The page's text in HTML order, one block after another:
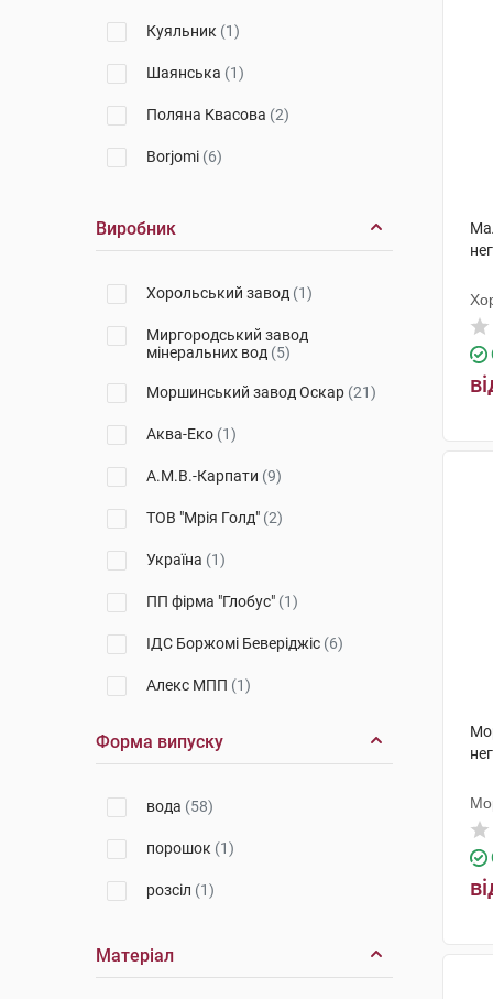
Куяльник (1)
Шаянська (1)
Поляна Квасова (2)
Borjomi (6)
Свалява
ФітоБіоТехнології(1)
Виробник
Хорольський завод (1)
Миргородський завод
мінеральних вод (5)
Моршинський завод Оскар (21)
Аква-Еко (1)
А.М.В.-Карпати (9)
ТОВ "Мрія Голд" (2)
Україна (1)
ПП фірма "Глобус" (1)
ІДС Боржомі Беверіджіс (6)
Алекс МПП (1)
ФітоБіоТехнології(1)
Дрога Колинська
Медаква (1)
Гідрогеолог
Форма випуску
вода (58)
порошок (1)
розсіл (1)
Матеріал